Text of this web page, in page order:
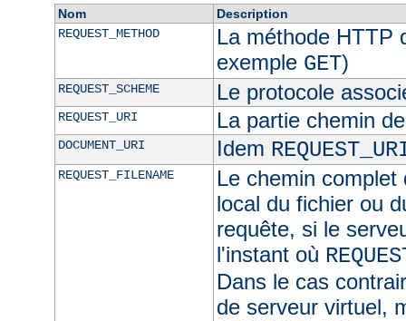
Nom
Description
REQUEST_METHOD
La méthode HTTP
exemple GET)
REQUEST_SCHEME Le protocole
REQUEST_URI La partie chemin
DOCUMENT_URI Idem
REQUEST_FILENAME
Le chemin
local du fichier ou
requête, si le
l'instant où
Dans le cas
de serveur virtuel,